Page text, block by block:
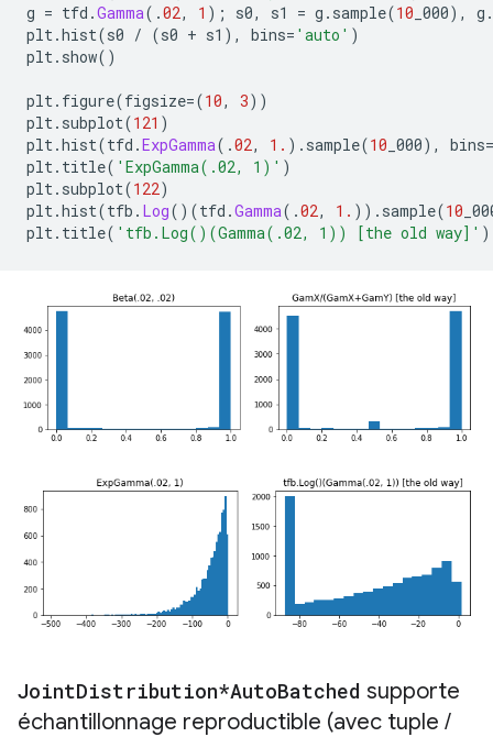
g = tfd .Gamma(.02, 1 ); s0, s1 = g . sample(10 _000), g .
plt.hist(s0 / (s0 + s1 ), bins= 'auto' )
plt. show()
plt. figure(figsize=(10, 3))
plt. subplot(121 )
plt.hist(tfd .ExpGamma(.02, 1. ). sample(10 _000), bins=
plt. title( 'ExpGamma(.02, 1)' )
plt. subplot(122)
plt.hist(tfb . Log()(tfd .Gamma(.02, 1. )). sample(10
plt. title( 'tfb.Log()(Gamma(.02, 1)) [the old way]'
JointDistribution*AutoBatched supporte
échantillonnage reproductible (avec tuple /